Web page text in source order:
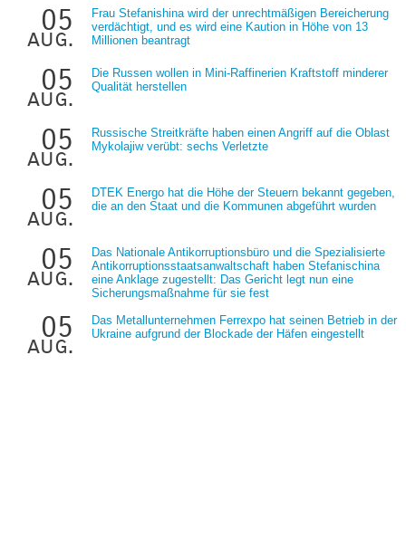
05
aug.
Frau Stefanishina wird der unrechtmäßigen Bereicherung
verdächtigt, und es wird eine Kaution in Höhe von 13
Millionen beantragt
05
aug.
Die Russen wollen in Mini-Raffinerien Kraftstoff minderer
Qualität herstellen
05
aug.
Russische Streitkräfte haben einen Angriff auf die Oblast
Mykolajiw verübt: sechs Verletzte
05
aug.
DTEK Energo hat die Höhe der Steuern bekannt gegeben,
die an den Staat und die Kommunen abgeführt wurden
05
aug.
Das Nationale Antikorruptionsbüro und die Spezialisierte
Antikorruptionsstaatsanwaltschaft haben Stefanischina
eine Anklage zugestellt: Das Gericht legt nun eine
Sicherungsmaßnahme für sie fest
05
aug.
Das Metallunternehmen Ferrexpo hat seinen Betrieb in der
Ukraine aufgrund der Blockade der Häfen eingestellt